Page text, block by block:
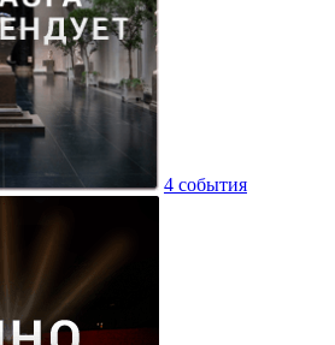
4 события